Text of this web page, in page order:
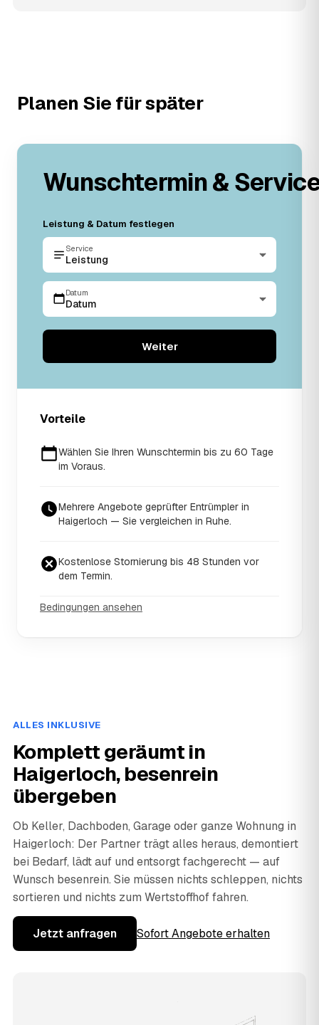
Planen Sie für später
Wunschtermin &
Leistung & Datum festlegen
Service
Leistung
Datum
Datum
Weiter
Vorteile
Wählen Sie Ihren Wunschtermin bis zu 60 Tage
im Voraus.
Mehrere Angebote geprüfter Entrümpler in
Haigerloch — Sie vergleichen in Ruhe.
Kostenlose Stornierung bis 48 Stunden vor
dem Termin.
Bedingungen ansehen
ALLES INKLUSIVE
Komplett geräumt in
Haigerloch, besenrein
übergeben
Ob Keller, Dachboden, Garage oder ganze Wohnung in
Haigerloch: Der Partner trägt alles heraus, demontiert
bei Bedarf, lädt auf und entsorgt fachgerecht — auf
Wunsch besenrein. Sie müssen nichts schleppen, nichts
sortieren und nichts zum Wertstoffhof fahren.
Jetzt anfragen Sofort Angebote erhalten